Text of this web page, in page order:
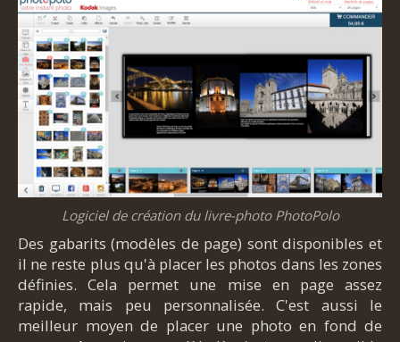
Logiciel de création du livre-photo PhotoPolo
Des gabarits (modèles de page) sont disponibles et
il ne reste plus qu'à placer les photos dans les zones
définies. Cela permet une mise en page assez
rapide, mais peu personnalisée. C'est aussi le
meilleur moyen de placer une photo en fond de